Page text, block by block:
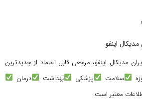
اینفو
مدیکال اینفو، مرجعی قابل اعتماد از جدیدترین
سلامت پزشکی بهداشت
درمان
معتبر است.